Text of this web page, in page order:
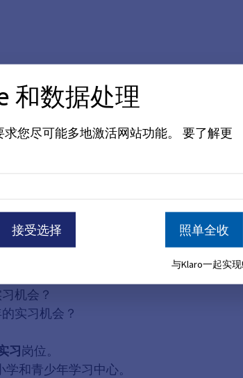
员（女/男/日）
机会？
实习机会？
习岗位。
和青少年学习中心。
和数据处理
您尽可能多地激活网站功能。
要了解更
接受选择 照单全收
与Klaro一起实现!